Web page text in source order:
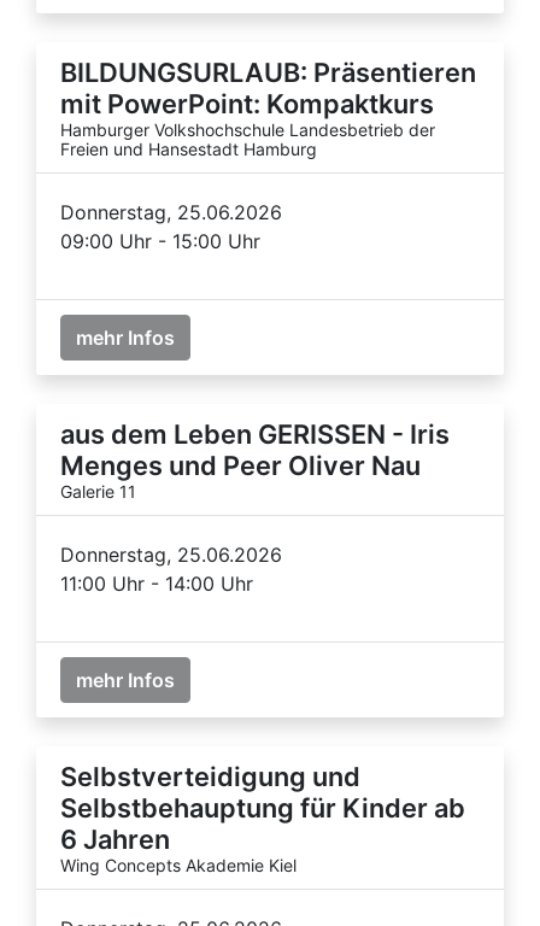
BILDUNGSURLAUB: Präsentieren
mit PowerPoint: Kompaktkurs
Hamburger Volkshochschule Landesbetrieb der
Freien und Hansestadt Hamburg
Donnerstag, 25.06.2026
09:00 Uhr - 15:00 Uhr
mehr Infos
aus dem Leben GERISSEN - Iris
Menges und Peer Oliver Nau
Galerie 11
Donnerstag, 25.06.2026
11:00 Uhr - 14:00 Uhr
mehr Infos
Selbstverteidigung und
Selbstbehauptung für Kinder ab
6 Jahren
Wing Concepts Akademie Kiel